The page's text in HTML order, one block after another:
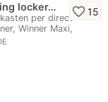
locker…
per direct
Winner Maxi,
favorite_border15